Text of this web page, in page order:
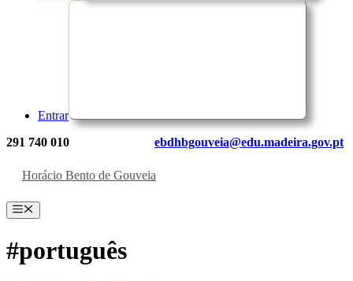
Entrar
291 740 010 ebdhbgouveia@edu.madeira.gov.pt
Horácio Bento de Gouveia
Menu
#português